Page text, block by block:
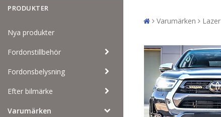
PRODUKTER
Nya produkter
Fordonstillbehör
Fordonsbelysning
Efter bilmärke
Varumärken
Varumärken Lazer